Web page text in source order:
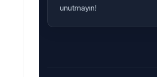
unutmayın!